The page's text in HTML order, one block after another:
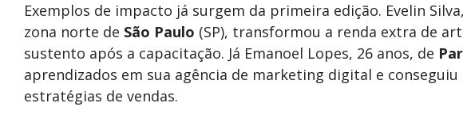
Exemplos de impacto já surgem da primeira edição. Evelin
zona norte de São Paulo (SP), transformou a renda extra de
sustento após a capacitação. Já Emanoel Lopes, 26 anos, de
aprendizados em sua agência de marketing digital e
estratégias de vendas.